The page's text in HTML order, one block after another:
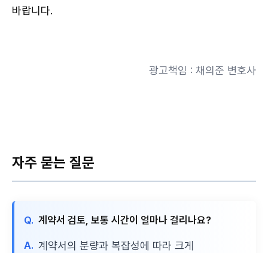
바랍니다.
광고책임 : 채의준 변호사
자주 묻는 질문
Q. 계약서 검토, 보통 시간이 얼마나 걸리나요?
A. 계약서의 분량과 복잡성에 따라 크게